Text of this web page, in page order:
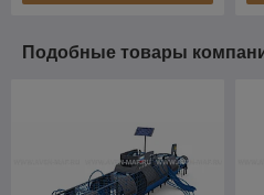
Подобные товары